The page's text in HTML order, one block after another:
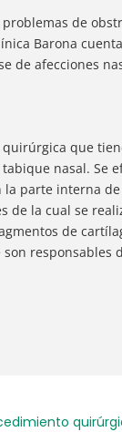
de
Barona
de afecciones
quirúrgica que
nasal. Se
parte interna
de la cual se
de
responsables